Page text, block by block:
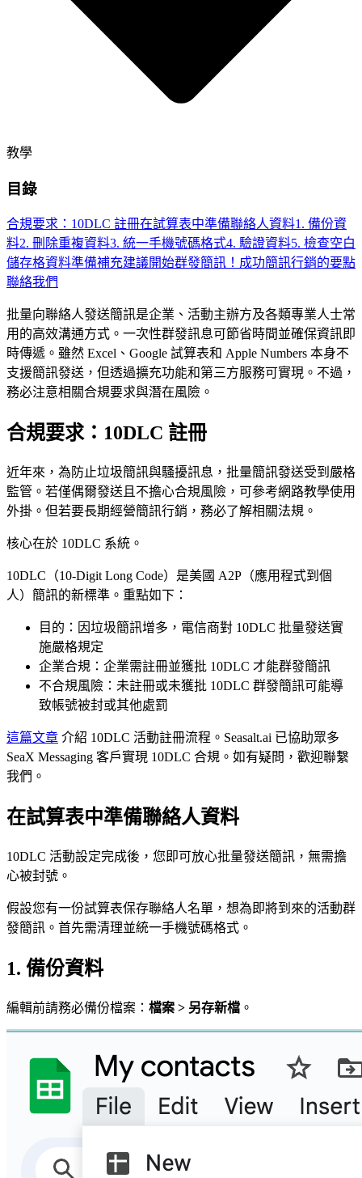
教學
目錄
合規要求：10DLC 註冊在試算表中準備聯絡人資料1. 備份資
料2. 刪除重複資料3. 統一手機號碼格式4. 驗證資料5. 檢查空白
儲存格資料準備補充建議開始群發簡訊！ 成功簡訊行銷的要點
聯絡我們
批量向聯絡人發送簡訊是企業、活動主辦方及各類專業人士常
用的高效溝通方式。一次性群發訊息可節省時間並確保資訊即
時傳遞。雖然 Excel、Google 試算表和 Apple Numbers 本身不
支援簡訊發送，但透過擴充功能和第三方服務可實現。不過，
務必注意相關合規要求與潛在風險。
合規要求：10DLC 註冊
近年來，為防止垃圾簡訊與騷擾訊息，批量簡訊發送受到嚴格
監管。若僅偶爾發送且不擔心合規風險，可參考網路教學使用
外掛。但若要長期經營簡訊行銷，務必了解相關法規。
核心在於 10DLC 系統。
10DLC（10-Digit Long Code）是美國 A2P（應用程式到個
人）簡訊的新標準。重點如下：
目的：因垃圾簡訊增多，電信商對 10DLC 批量發送實
施嚴格規定
企業合規：企業需註冊並獲批 10DLC 才能群發簡訊
不合規風險：未註冊或未獲批 10DLC 群發簡訊可能導
致帳號被封或其他處罰
這篇文章 介紹 10DLC 活動註冊流程。Seasalt.ai 已協助眾多
SeaX Messaging 客戶實現 10DLC 合規。如有疑問，歡迎聯繫
我們。
在試算表中準備聯絡人資料
10DLC 活動設定完成後，您即可放心批量發送簡訊，無需擔
心被封號。
假設您有一份試算表保存聯絡人名單，想為即將到來的活動群
發簡訊。首先需清理並統一手機號碼格式。
1. 備份資料
編輯前請務必備份檔案： 檔案 > 另存新檔 。